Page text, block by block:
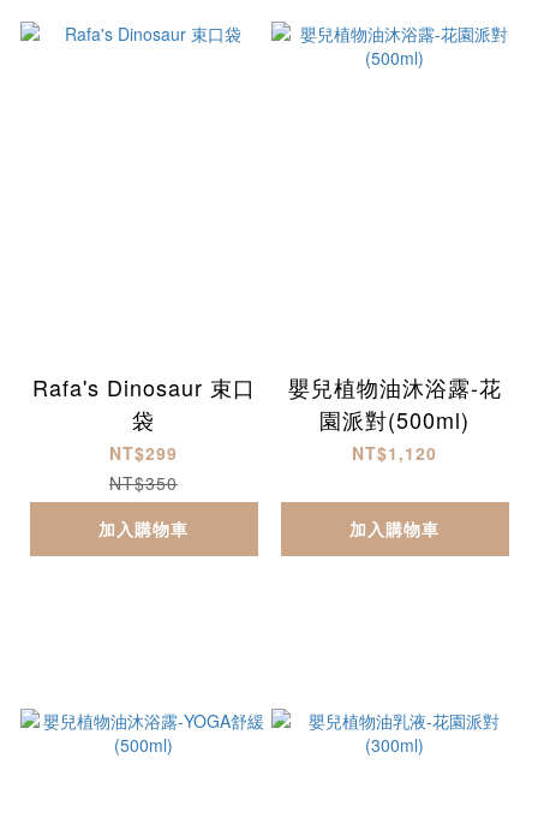
Rafa's Dinosaur 束口
袋
NT$299
NT$350
加入購物車
嬰兒植物油沐浴露-花
園派對(500ml)
NT$1,120
加入購物車